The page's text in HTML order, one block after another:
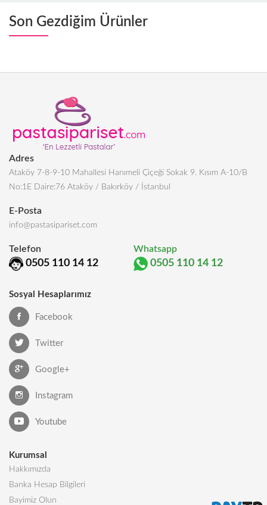
Son Gezdiğim Ürünler
Adres
Ataköy 7-8-9-10 Mahallesi Hanımeli Çiçeği Sokak 9. Kısım A-10/B
No:1E Daire:76 Ataköy / Bakırköy / İstanbul
E-Posta
info@pastasipariset.com
Telefon
0505 110 14 12
Whatsapp
0505 110 14 12
Sosyal Hesaplarımız
Facebook
Twitter
Google+
Instagram
Youtube
Kurumsal
Hakkımızda
Banka Hesap Bilgileri
Bayimiz Olun